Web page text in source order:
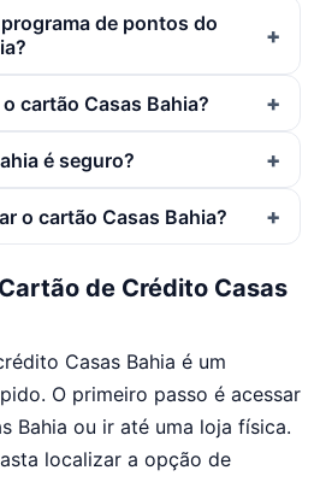
de pontos do
cartão Casas Bahia?
é seguro?
o cartão Casas Bahia?
de Crédito Casas
Casas Bahia é um
O primeiro passo é acessar
Bahia ou ir até uma loja física.
localizar a opção de